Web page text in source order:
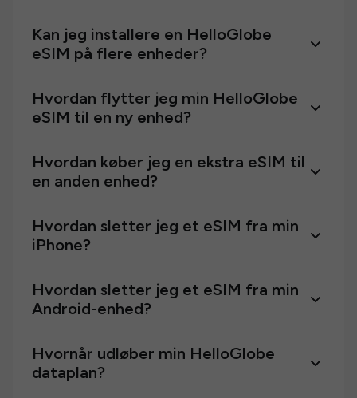
Kan jeg installere en HelloGlobe
eSIM på flere enheder?
Hvordan flytter jeg min HelloGlobe
eSIM til en ny enhed?
Hvordan køber jeg en ekstra eSIM til
en anden enhed?
Hvordan sletter jeg et eSIM fra min
iPhone?
Hvordan sletter jeg et eSIM fra min
Android-enhed?
Hvornår udløber min HelloGlobe
dataplan?